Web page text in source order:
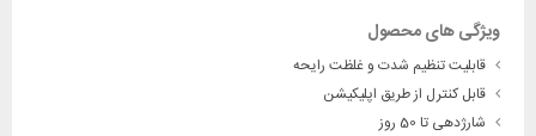
ویژگی های محصول
قابلیت تنظیم شدت و غلظت رایحه
قابل کنترل از طریق اپلیکیشن
شارژدهی تا 50 روز